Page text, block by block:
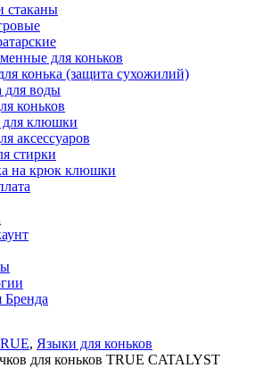
стаканы
для коньков
конька (защита сухожилий)
для воды
коньков
для клюшки
аксессуаров
стирки
на крюк клюшки
Бренда
, Языки для коньков
для коньков TRUE CATALYST